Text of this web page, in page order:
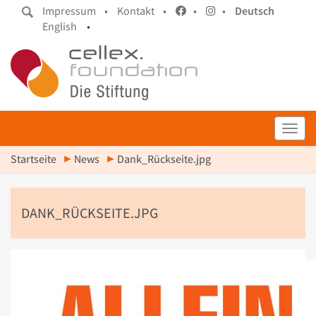
Impressum • Kontakt • • •
Deutsch
English
•
Startseite News Dank_Rückseite.jpg
DANK_RÜCKSEITE.JPG